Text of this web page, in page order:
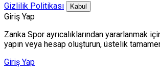
Gizlilik Politikası
Kabul
Giriş Yap
Zanka Spor ayrıcalıklarından yararlanmak
yapın veya hesap oluşturun, üstelik
Giriş Yap